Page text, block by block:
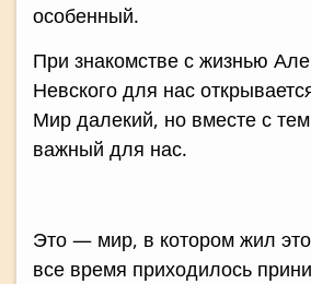
особенный.
При знакомстве с жизнью
Невского для нас
Мир далекий, но вместе с
важный для нас.
Это — мир, в котором жил
все время приходилось